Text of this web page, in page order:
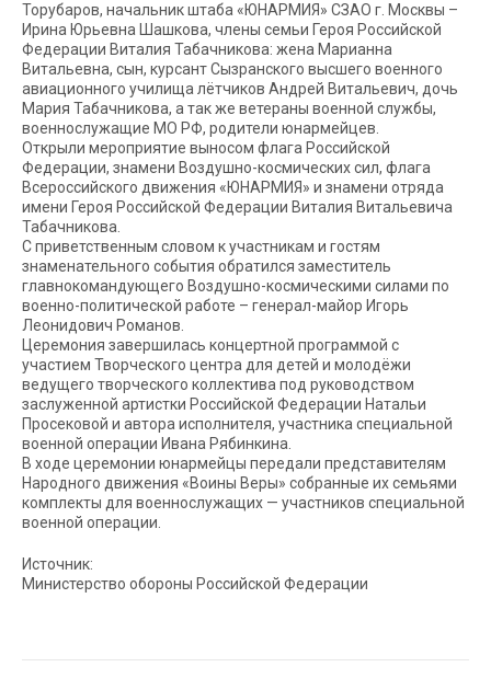
Торубаров, начальник штаба «ЮНАРМИЯ» СЗАО г. Москвы –
Ирина Юрьевна Шашкова, члены семьи Героя Российской
Федерации Виталия Табачникова: жена Марианна
Витальевна, сын, курсант Сызранского высшего военного
авиационного училища лётчиков Андрей Витальевич, дочь
Мария Табачникова, а так же ветераны военной службы,
военнослужащие МО РФ, родители юнармейцев.
Открыли мероприятие выносом флага Российской
Федерации, знамени Воздушно-космических сил, флага
Всероссийского движения «ЮНАРМИЯ» и знамени отряда
имени Героя Российской Федерации Виталия Витальевича
Табачникова.
С приветственным словом к участникам и гостям
знаменательного события обратился заместитель
главнокомандующего Воздушно-космическими силами по
военно-политической работе – генерал-майор Игорь
Леонидович Романов.
Церемония завершилась концертной программой с
участием Творческого центра для детей и молодёжи
ведущего творческого коллектива под руководством
заслуженной артистки Российской Федерации Натальи
Просековой и автора исполнителя, участника специальной
военной операции Ивана Рябинкина.
В ходе церемонии юнармейцы передали представителям
Народного движения «Воины Веры» собранные их семьями
комплекты для военнослужащих — участников специальной
военной операции.
Источник:
Министерство обороны Российской Федерации